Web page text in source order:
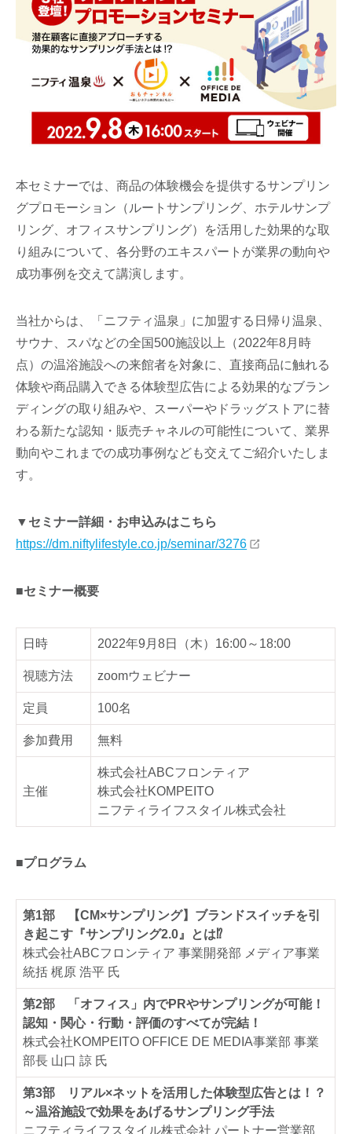
本セミナーでは、商品の体験機会を提供するサンプリン
グプロモーション（ルートサンプリング、ホテルサンプ
リング、オフィスサンプリング）を活用した効果的な取
り組みについて、各分野のエキスパートが業界の動向や
成功事例を交えて講演します。
当社からは、「ニフティ温泉」に加盟する日帰り温泉、
サウナ、スパなどの全国500施設以上（2022年8月時
点）の温浴施設への来館者を対象に、直接商品に触れる
体験や商品購入できる体験型広告による効果的なブラン
ディングの取り組みや、スーパーやドラッグストアに替
わる新たな認知・販売チャネルの可能性について、業界
動向やこれまでの成功事例なども交えてご紹介いたしま
す。
▼セミナー詳細・お申込みはこちら
https://dm.niftylifestyle.co.jp/seminar/3276
■セミナー概要
日時 2022年9月8日（木）16:00～18:00
視聴方法 zoomウェビナー
定員 100名
参加費用 無料
主催
株式会社ABCフロンティア
株式会社KOMPEITO
ニフティライフスタイル株式会社
■プログラム
第1部 【CM×サンプリング】ブランドスイッチを引
き起こす『サンプリング2.0』とは⁉
株式会社ABCフロンティア 事業開発部 メディア事業
統括 梶原 浩平 氏
第2部 「オフィス」内でPRやサンプリングが可能！
認知・関心・行動・評価のすべてが完結！
株式会社KOMPEITO OFFICE DE MEDIA事業部 事業
部長 山口 諒 氏
第3部 リアル×ネットを活用した体験型広告とは！？
～温浴施設で効果をあげるサンプリング手法
ニフティライフスタイル株式会社 パートナー営業部